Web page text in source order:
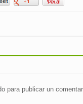
para publicar un